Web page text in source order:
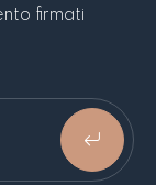
firmati